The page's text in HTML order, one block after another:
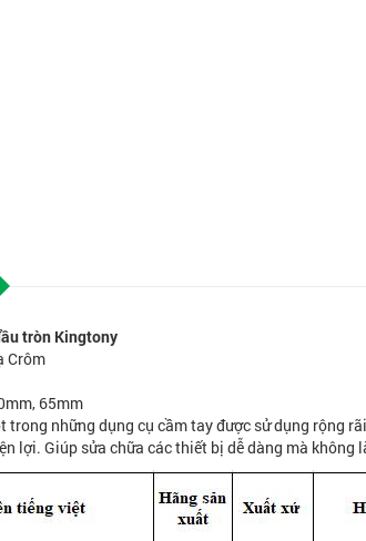
tròn Kingtony
Crôm
65mm
trong những dụng cụ cầm tay được sử dụng rộng
lợi. Giúp sửa chữa các thiết bị dễ dàng mà không